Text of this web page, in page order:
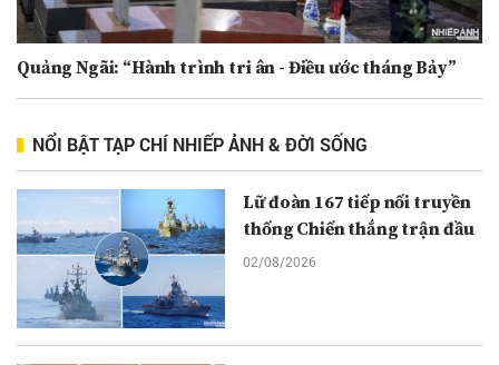
Quảng Ngãi: “Hành trình tri ân - Điều ước tháng Bảy”
NỔI BẬT TẠP CHÍ NHIẾP ẢNH & ĐỜI SỐNG
Lữ đoàn 167 tiếp nối truyền
thống Chiến thắng trận đầu
02/08/2026